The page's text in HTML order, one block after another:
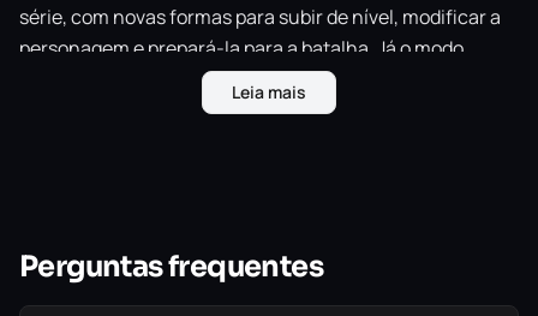
série, com novas formas para subir de nível, modificar a
personagem e prepará-la para a batalha. Já o modo
Zombies proporciona uma nova experiência com uma
de movimento fluido e melhorado.
Leia mais
Perguntas frequentes